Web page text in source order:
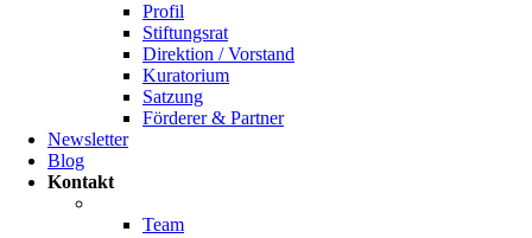
Profil
Stiftungsrat
Direktion / Vorstand
Kuratorium
Satzung
Förderer & Partner
Newsletter
Blog
Kontakt
Team